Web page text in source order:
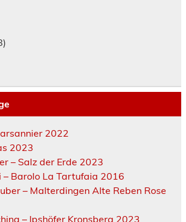
2022
2023
– Salz der Erde 2023
– Barolo La Tartufaia 2016
– Malterdingen Alte Reben Rose
– Ipshöfer Kronsberg 2023